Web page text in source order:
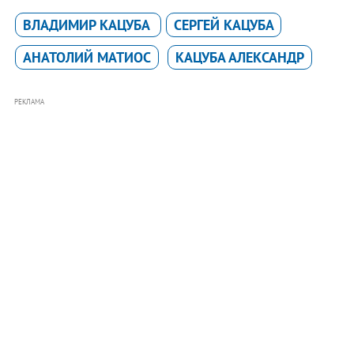
ВЛАДИМИР КАЦУБА
СЕРГЕЙ КАЦУБА
АНАТОЛИЙ МАТИОС
КАЦУБА АЛЕКСАНДР
РЕКЛАМА